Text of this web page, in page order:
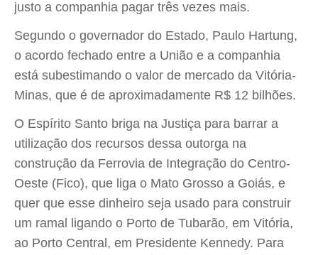
justo a companhia pagar três vezes mais.
Segundo o governador do Estado, Paulo Hartung,
o acordo fechado entre a União e a companhia
está subestimando o valor de mercado da Vitória-
Minas, que é de aproximadamente R$ 12 bilhões.
O Espírito Santo briga na Justiça para barrar a
utilização dos recursos dessa outorga na
construção da Ferrovia de Integração do Centro-
Oeste (Fico), que liga o Mato Grosso a Goiás, e
quer que esse dinheiro seja usado para construir
um ramal ligando o Porto de Tubarão, em Vitória,
ao Porto Central, em Presidente Kennedy. Para